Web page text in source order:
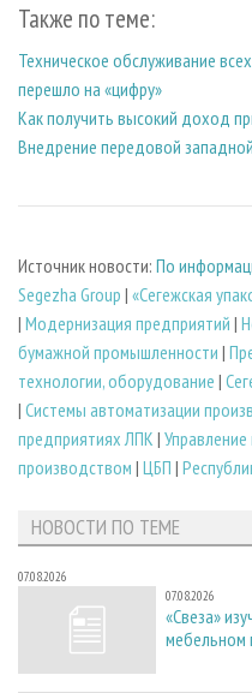
Также по теме:
Техническое обслуживание
перешло на «цифру»
Как получить высокий доход
Внедрение передовой
Источник новости: По
Segezha Group | «Сегежская
| Модернизация предприятий |
бумажной промышленности |
технологии, оборудование |
| Системы автоматизации
предприятиях ЛПК |
производством | ЦБП |
НОВОСТИ ПО ТЕМЕ
07.08.2026
07.08.2026
«Свеза»
мебельном